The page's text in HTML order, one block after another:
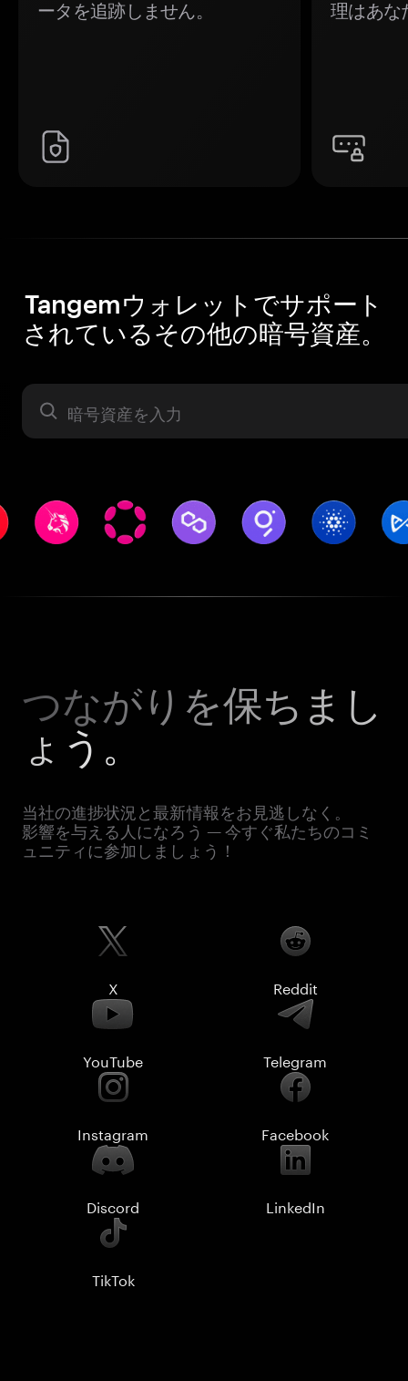
ータを追跡しません。 理はあな
Tangemウォレットでサポート
されているその他の暗号資産。
暗号資産
つながりを保ちまし
ょう。
当社の進捗状況と最新情報をお見逃しなく。
影響を与える人になろう — 今すぐ私たちのコミ
ュニティに参加しましょう！
X Reddit
YouTube Telegram
Instagram Facebook
Discord LinkedIn
TikTok